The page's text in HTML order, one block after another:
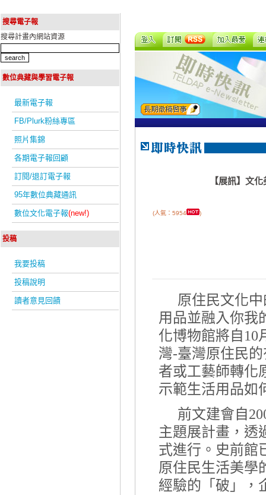
搜尋電子報
搜尋計畫內網站資源
數位典藏與學習電子報
最新電子報
FB/Plurk粉絲專區
照片集錦
各期電子報回顧
訂閱/退訂電子報
95年數位典藏通訊
數位文化電子報(new!)
投稿
我要投稿
投稿說明
讀者意見回饋
【展訊】文
(人氣：5954 )
原住民文化
用品並融入你我
化博物館將自10
灣-臺灣原住民
者或工藝師轉化
示範生活用品如
前文建會自
主題展計畫，透
式進行。史前館
原住民生活美學
經驗的「破」，